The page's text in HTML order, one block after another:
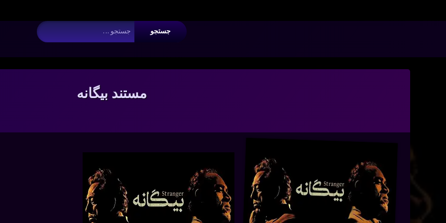
جستجو برای:
مستند بیگانه